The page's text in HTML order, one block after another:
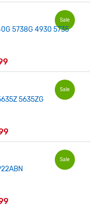
Sale
5738G 4930 5735
Sale
5635ZG
Sale